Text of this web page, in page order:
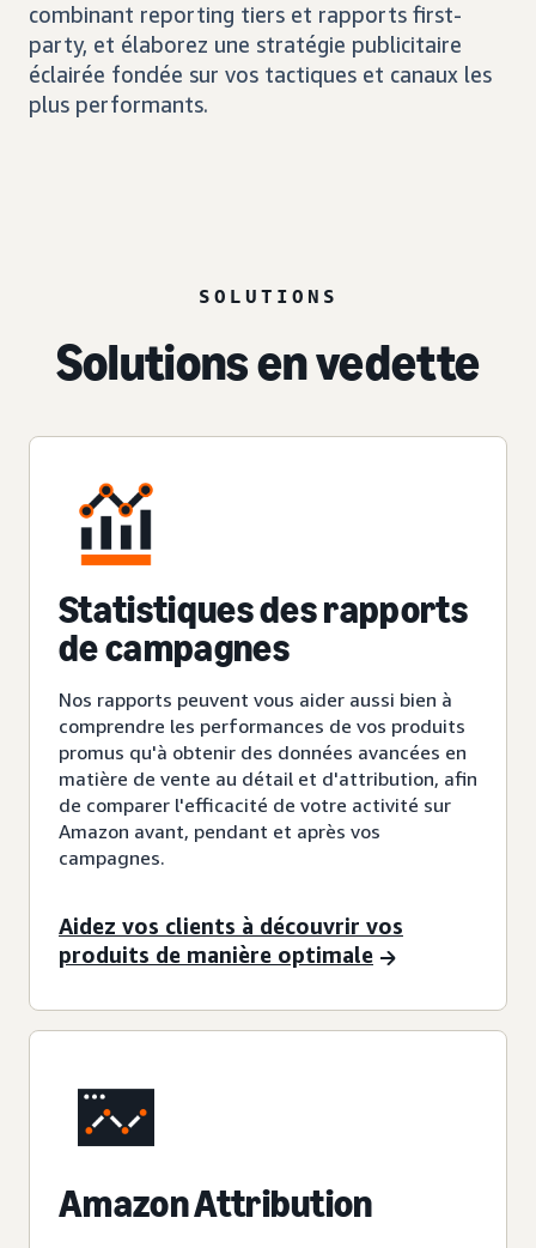
combinant reporting tiers et rapports first-
party, et élaborez une stratégie publicitaire
éclairée fondée sur vos tactiques et canaux les
plus performants.
SOLUTIONS
Solutions en vedette
Statistiques des rapports
de campagnes
Nos rapports peuvent vous aider aussi bien à
comprendre les performances de vos produits
promus qu'à obtenir des données avancées en
matière de vente au détail et d'attribution, afin
de comparer l'efficacité de votre activité sur
Amazon avant, pendant et après vos
campagnes.
Aidez vos clients à découvrir vos
produits de manière optimale
Amazon Attribution